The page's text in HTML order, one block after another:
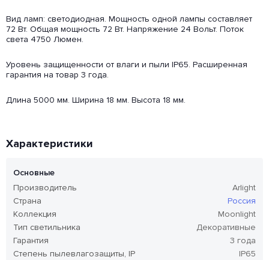
Вид ламп: светодиодная. Мощность одной лампы составляет
72 Вт. Общая мощность 72 Вт. Напряжение 24 Вольт. Поток
света 4750 Люмен.
Уровень защищенности от влаги и пыли IP65. Расширенная
гарантия на товар 3 года.
Длина 5000 мм. Ширина 18 мм. Высота 18 мм.
Характеристики
Основные
Производитель
Arlight
Страна
Россия
Коллекция
Moonlight
Тип светильника
Декоративные
Гарантия
3 года
Степень пылевлагозащиты, IP
IP65